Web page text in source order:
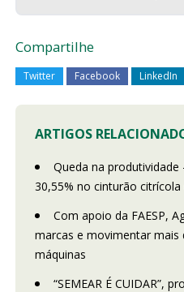
Compartilhe
Twitter Facebook LinkedIn
ARTIGOS
Queda na produtividade
30,55% no cinturão citrícola
Com apoio da FAESP,
marcas e movimentar mais
máquinas
“SEMEAR É CUIDAR”,